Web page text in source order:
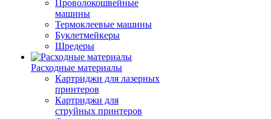
Проволокошвейные
машины
Термоклеевые машины
Буклетмейкеры
Шредеры
Расходные материалы
Картриджи для лазерных
принтеров
Картриджи для
струйных принтеров